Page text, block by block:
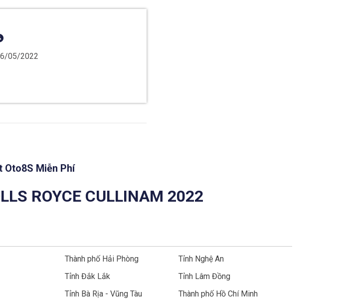
05/2022
Oto8S Miễn Phí
ROYCE CULLINAM 2022
Thành phố Hải Phòng
Tỉnh Nghệ An
Tỉnh Đắk Lắk
Tỉnh Lâm Đồng
Tỉnh Bà Rịa - Vũng Tàu
Thành phố Hồ Chí Minh